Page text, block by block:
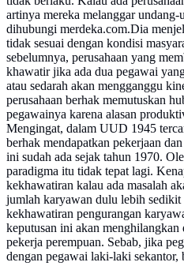
artinya mereka melanggar
dihubungi merdeka.com.Dia
tidak sesuai dengan kondisi
sebelumnya, perusahaan yang
khawatir jika ada dua pegawai
atau sedarah akan mengganggu
perusahaan berhak memutuskan
pegawainya karena alasan
Mengingat, dalam UUD 1945
berhak mendapatkan pekerjaan
ini sudah ada sejak tahun 1970.
paradigma itu tidak tepat lagi.
kekhawatiran kalau ada masalah
jumlah karyawan dulu lebih sedikit
kekhawatiran pengurangan
keputusan ini akan
pekerja perempuan. Sebab, jika
dengan pegawai laki-laki sekantor,